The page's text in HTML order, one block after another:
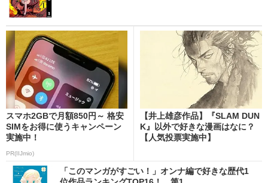
スマホ2GBで月額850円～ 格安
SIMをお得に使うキャンペーン
実施中！
PR(IIJmio)
【井上雄彦作品】『SLAM DUN
K』以外で好きな漫画はなに？
【人気投票実施中】
「このマンガがすごい！」オンナ編で好きな歴代1